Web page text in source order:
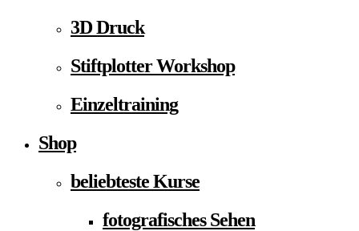
3D Druck
Stiftplotter Workshop
Einzeltraining
Shop
beliebteste Kurse
fotografisches Sehen